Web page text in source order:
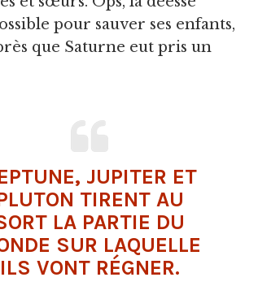
pour sauver ses enfants,
que Saturne eut pris un
JUPITER ET
TIRENT AU
LA PARTIE DU
SUR LAQUELLE
ILS VONT RÉGNER.